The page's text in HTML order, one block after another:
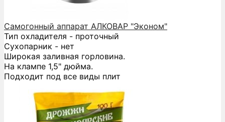
Самогонный аппарат АЛКОВАР "Эконом"
Тип охладителя - проточный
Сухопарник - нет
Широкая заливная горловина.
На клампе 1,5" дюйма.
Подходит под все виды плит